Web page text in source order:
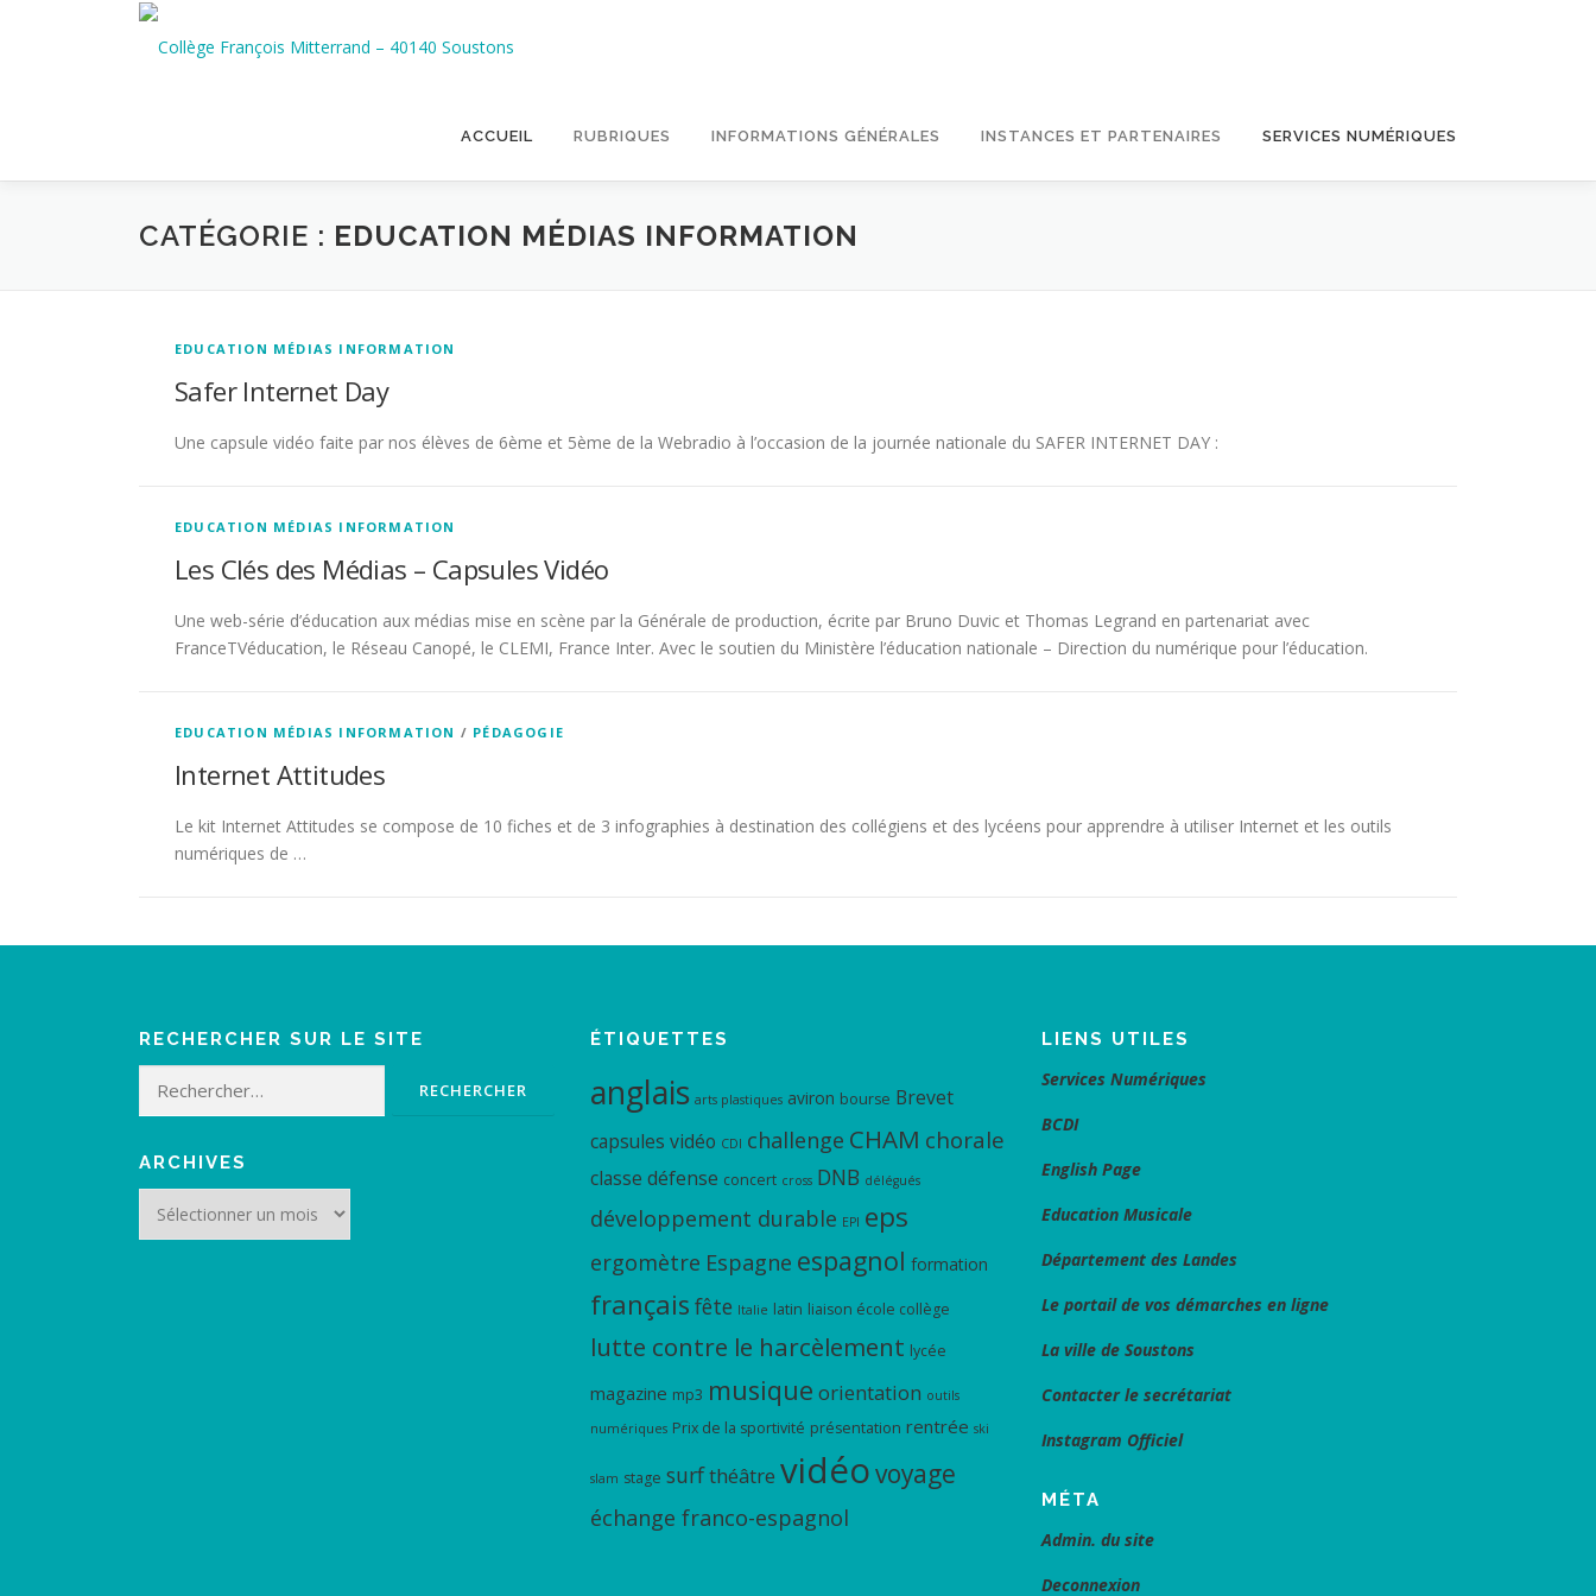
ACCUEIL RUBRIQUES INFORMATIONS GÉNÉRALES INSTANCES ET PARTENAIRES SERVICES NUMÉRIQUES
CATÉGORIE : EDUCATION MÉDIAS INFORMATION
EDUCATION MÉDIAS INFORMATION
Safer Internet Day
Une capsule vidéo faite par nos élèves de 6ème et 5ème de la Webradio à l’occasion de la journée nationale du SAFER INTERNET DAY :
EDUCATION MÉDIAS INFORMATION
Les Clés des Médias – Capsules Vidéo
Une web-série d’éducation aux médias mise en scène par la Générale de production, écrite par Bruno Duvic et Thomas Legrand en partenariat avec
FranceTVéducation, le Réseau Canopé, le CLEMI, France Inter. Avec le soutien du Ministère l’éducation nationale – Direction du numérique pour l’éducation.
EDUCATION MÉDIAS INFORMATION / PÉDAGOGIE
Internet Attitudes
Le kit Internet Attitudes se compose de 10 fiches et de 3 infographies à destination des collégiens et des lycéens pour apprendre à utiliser Internet et les outils
numériques de …
RECHERCHER SUR LE SITE
ARCHIVES
ÉTIQUETTES
anglais arts plastiques aviron bourse Brevet
capsules vidéo CDI challenge CHAM chorale
classe défense concert cross DNB délégués
développement durable EPI eps
ergomètre Espagne espagnol formation
français fête Italie latin liaison école collège
lutte contre le harcèlement lycée
magazine mp3 musique orientation outils
numériques Prix de la sportivité présentation rentrée ski
slam stage surfthéâtre vidéovoyage
échange franco-espagnol
LIENS UTILES
Services Numériques
BCDI
English Page
Education Musicale
Département des Landes
Le portail de vos démarches en ligne
La ville de Soustons
Contacter le secrétariat
Instagram Officiel
MÉTA
Admin. du site
Deconnexion